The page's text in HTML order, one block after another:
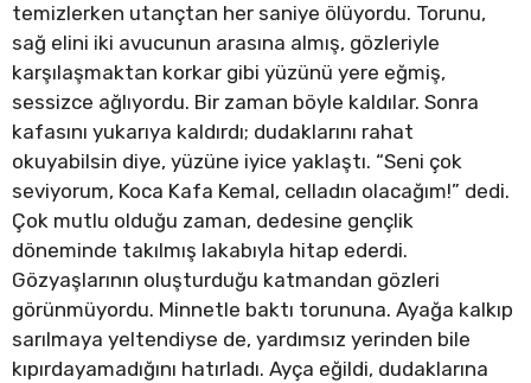
temizlerken utançtan her saniye ölüyordu. Torunu,
sağ elini iki avucunun arasına almış, gözleriyle
karşılaşmaktan korkar gibi yüzünü yere eğmiş,
sessizce ağlıyordu. Bir zaman böyle kaldılar. Sonra
kafasını yukarıya kaldırdı; dudaklarını rahat
okuyabilsin diye, yüzüne iyice yaklaştı. “Seni çok
seviyorum, Koca Kafa Kemal, celladın olacağım!” dedi.
Çok mutlu olduğu zaman, dedesine gençlik
döneminde takılmış lakabıyla hitap ederdi.
Gözyaşlarının oluşturduğu katmandan gözleri
görünmüyordu. Minnetle baktı torununa. Ayağa kalkıp
sarılmaya yeltendiyse de, yardımsız yerinden bile
kıpırdayamadığını hatırladı. Ayça eğildi, dudaklarına